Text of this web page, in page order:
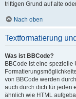
triftigen Grund auf alte
Nach oben
Textformatierung
Was ist BBCode?
BBCode ist eine spezielle
von BBCode werden
auch durch dich für jeden
ähnlich wie HTML